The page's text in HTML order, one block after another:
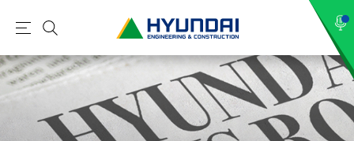
현
건
설
(
메
뉴
검
색